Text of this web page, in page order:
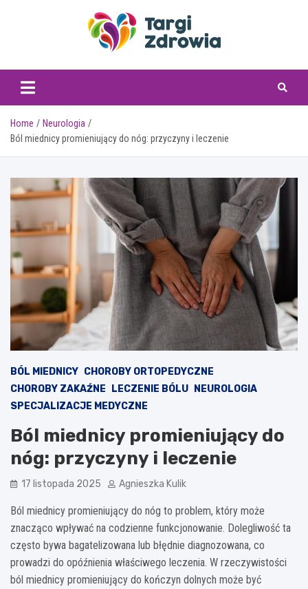
targizdrowia.pl
Home
Neurologia
Ból miednicy promieniujący do nóg: przyczyny i leczenie
BÓL MIEDNICY CHOROBY ORTOPEDYCZNE
CHOROBY ZAKAŹNE
LECZENIE BÓLU
NEUROLOGIA
SPECJALIZACJE MEDYCZNE
Ból miednicy promieniujący do
nóg: przyczyny i leczenie
17 listopada 2025 Agnieszka Kulik
Ból miednicy promieniujący do nóg to problem, który może
znacząco wpływać na codzienne funkcjonowanie. Dolegliwość ta
często bywa bagatelizowana lub błędnie diagnozowana, co
prowadzi do opóźnienia właściwego leczenia. W rzeczywistości
ból miednicy promieniujący do kończyn dolnych może być